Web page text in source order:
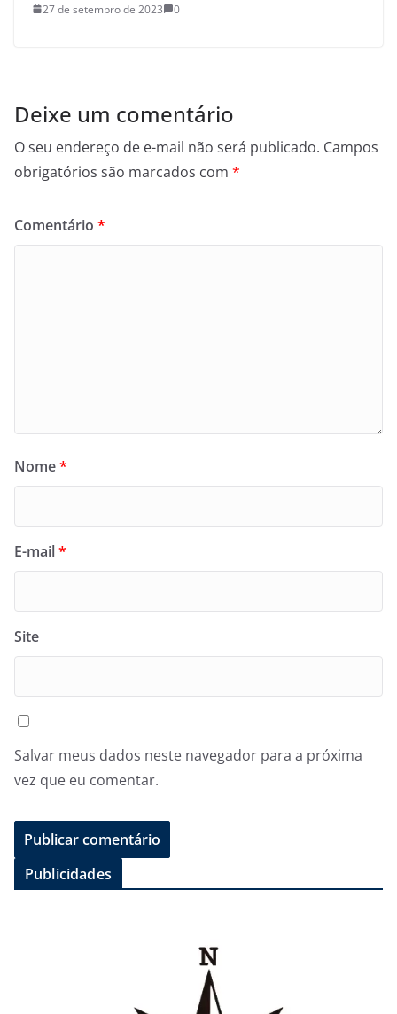
27 de setembro de 2023 0
Deixe um comentário
O seu endereço de e-mail não será publicado. Campos
obrigatórios são marcados com *
Comentário *
Nome*
E-mail*
Site
Salvar meus dados neste navegador para a próxima
vez que eu comentar.
Publicidades